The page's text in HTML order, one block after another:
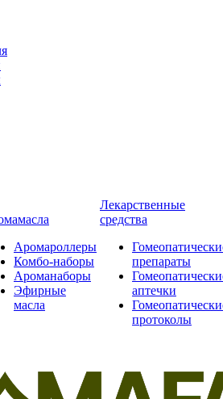
Аромароллеры
Комбо-наборы
Ароманаборы
Эфирные
масла
Лекарственные
средства
препараты
аптечки
протоколы